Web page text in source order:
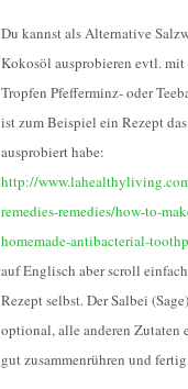
Du kannst als Alternative
Kokosöl ausprobieren evtl. mit
Tropfen Pfefferminz- oder
ist zum Beispiel ein Rezept
ausprobiert habe:
http://
remedies-remedies/how-to-
homemade-antibacterial-
auf Englisch aber scroll
Rezept selbst. Der Salbei
optional, alle anderen Zutaten
gut zusammenrühren und